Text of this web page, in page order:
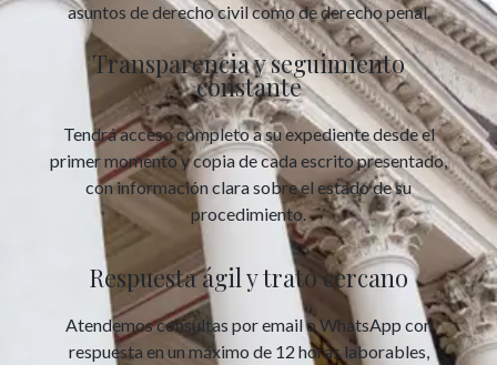
asuntos de derecho civil como de derecho penal.
Transparencia y seguimiento
constante
Tendrá acceso completo a su expediente desde el
primer momento y copia de cada escrito presentado,
con información clara sobre el estado de su
procedimiento.
Respuesta ágil y trato cercano
Atendemos consultas por email o WhatsApp con
respuesta en un máximo de 12 horas laborables,